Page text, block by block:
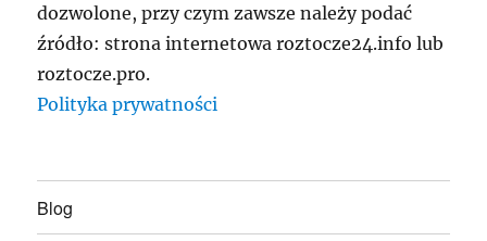
dozwolone, przy czym zawsze należy podać
źródło: strona internetowa roztocze24.info lub
roztocze.pro.
Polityka prywatności
Blog